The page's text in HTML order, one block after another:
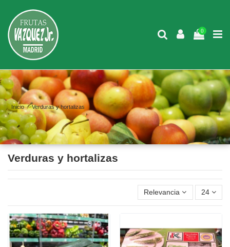
0
Inicio Verduras y hortalizas
Verduras y hortalizas
Relevancia 24